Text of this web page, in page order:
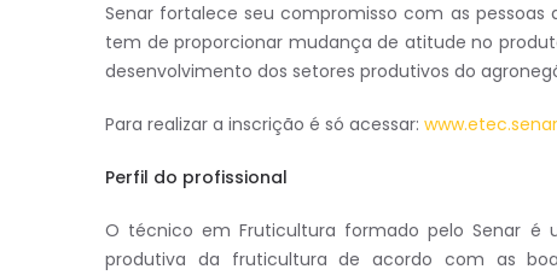
Senar fortalece seu compromisso com as
tem de proporcionar mudança de atitude no
desenvolvimento dos setores produtivos do
Para realizar a inscrição é só acessar:
Perfil do profissional
O técnico em Fruticultura formado pelo Senar é
produtiva da fruticultura de acordo com as